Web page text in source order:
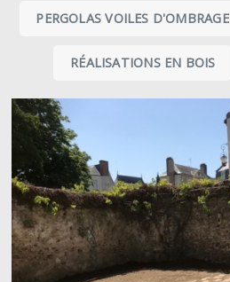
PERGOLAS VOILES D'OMBRAGE
RÉALISATIONS EN BOIS